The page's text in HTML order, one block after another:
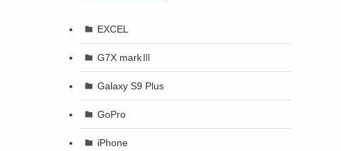
EXCEL
G7X markⅢ
Galaxy S9 Plus
GoPro
iPhone